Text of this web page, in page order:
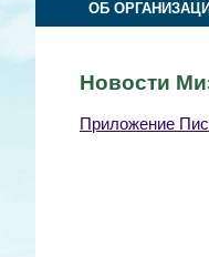
ОБ
Новости
Приложение